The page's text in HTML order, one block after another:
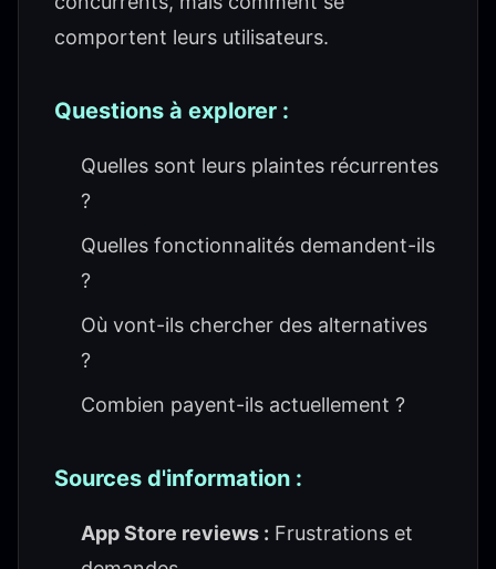
comportent leurs utilisateurs.
Questions à explorer :
Quelles sont leurs plaintes récurrentes
?
Quelles fonctionnalités demandent-ils
?
Où vont-ils chercher des alternatives
?
Combien payent-ils actuellement ?
Sources d'information :
App Store reviews : Frustrations et